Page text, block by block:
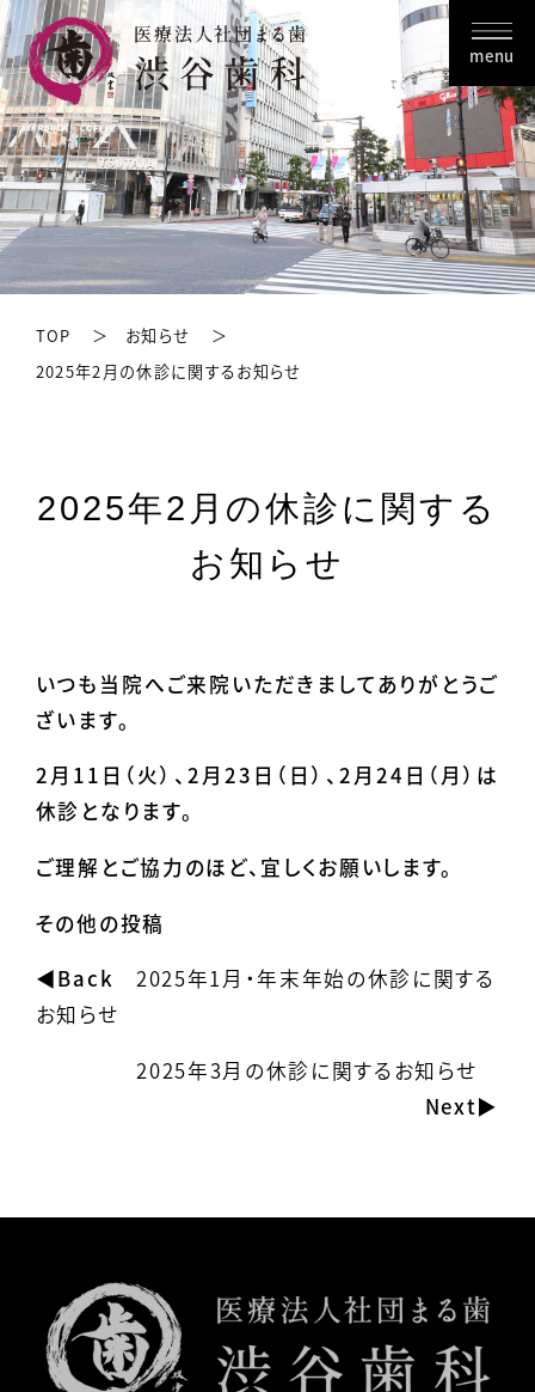
TOP
お知らせ
2025年2月の休診に関するお知らせ
2025年2月の休診に関する
お知らせ
いつも当院へご来院いただきましてありがとうご
ざいます。
2月11日（火）、2月23日（日）、2月24日（月）は
休診となります。
ご理解とご協力のほど、宜しくお願いします。
その他の投稿
2025年1月・年末年始の休診に関する
お知らせ
2025年3月の休診に関するお知らせ
menu